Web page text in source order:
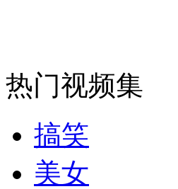
热门视频集
搞笑
美女